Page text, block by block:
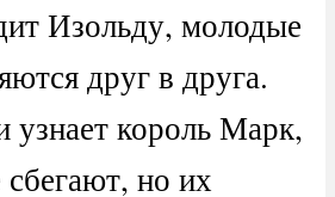
Изольду, молодые
друг в друга.
король Марк,
но их